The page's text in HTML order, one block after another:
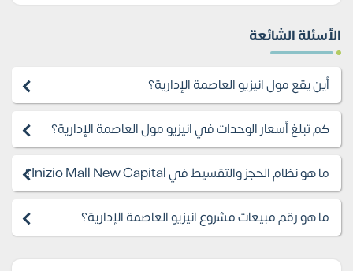
الأسئلة الشائعة
أين يقع مول انيزيو العاصمة الإدارية؟
كم تبلغ أسعار الوحدات في انيزيو مول العاصمة الإدارية؟
ما هو نظام الحجز والتقسيط في Inizio Mall New Capital؟
ما هو رقم مبيعات مشروع انيزيو العاصمة الإدارية؟